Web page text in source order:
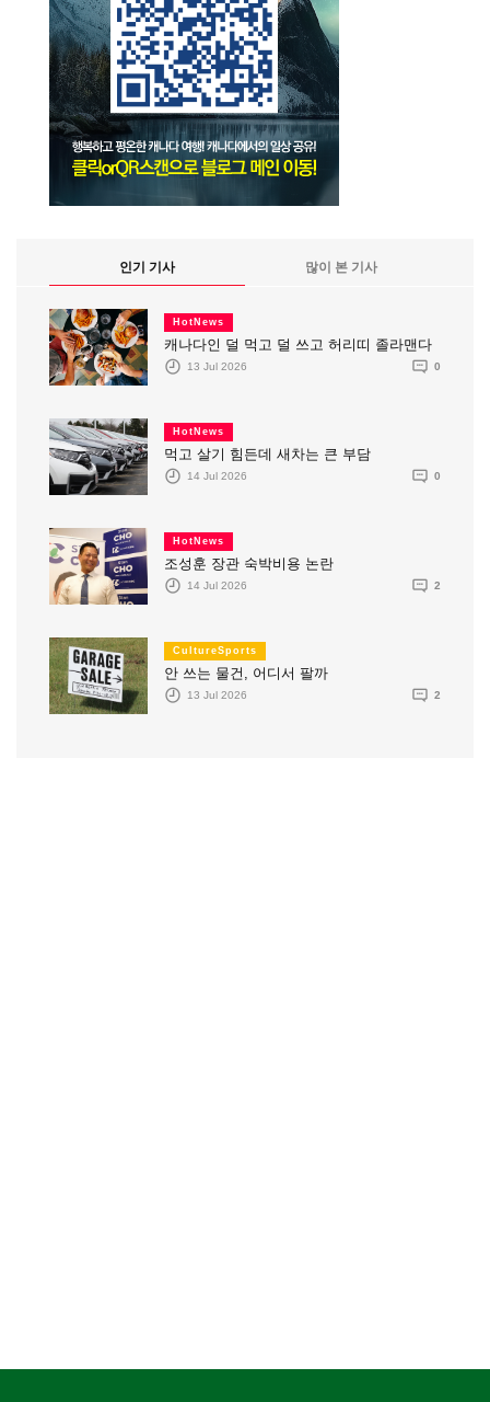
인기 기사 많이 본 기사
HotNews
캐나다인 덜 먹고 덜 쓰고 허리띠 졸라맨다
13 Jul 2026 0
HotNews
먹고 살기 힘든데 새차는 큰 부담
14 Jul 2026 0
HotNews
조성훈 장관 숙박비용 논란
14 Jul 2026 2
CultureSports
안 쓰는 물건, 어디서 팔까
13 Jul 2026 2